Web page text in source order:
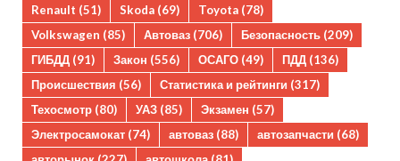
Renault (51) Skoda (69) Toyota (78)
Volkswagen (85) Автоваз (706) Безопасность (209)
ГИБДД (91) Закон (556) ОСАГО (49) ПДД (136)
Происшествия (56) Статистика и рейтинги (317)
Техосмотр (80) УАЗ (85) Экзамен (57)
Электросамокат (74) автоваз (88) автозапчасти (68)